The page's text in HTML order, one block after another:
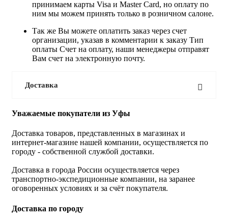
принимаем карты Visa и Master Card, но оплату по
ним мы можем принять только в розничном салоне.
Так же Вы можете оплатить заказ через счет
организации, указав в комментарии к заказу Тип
оплаты Счет на оплату, наши менеджеры отправят
Вам счет на электронную почту.
Доставка
Уважаемые покупатели из Уфы
Доставка товаров, представленных в магазинах и
интернет-магазине нашей компании, осуществляется по
городу - собственной службой доставки.
Доставка в города России осуществляется через
транспортно-экспедиционные компании, на заранее
оговоренных условиях и за счёт покупателя.
Доставка по городу